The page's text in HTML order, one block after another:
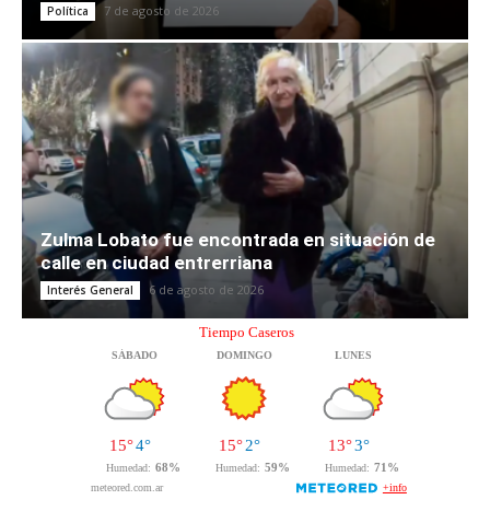
Política 7 de agosto de 2026
Zulma Lobato fue encontrada en situación de
calle en ciudad entrerriana
Interés General 6 de agosto de 2026